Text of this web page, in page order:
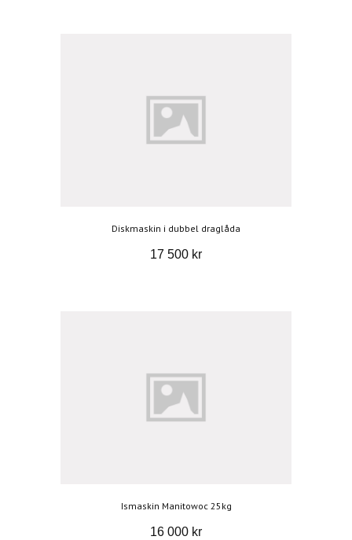
Diskmaskin i dubbel draglåda
17 500 kr
Ismaskin Manitowoc 25kg
16 000 kr